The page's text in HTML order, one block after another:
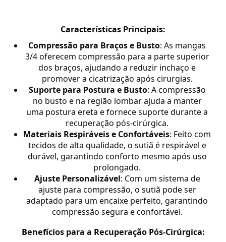
Características Principais:
Compressão para Braços e Busto: As mangas
3/4 oferecem compressão para a parte superior
dos braços, ajudando a reduzir inchaço e
promover a cicatrização após cirurgias.
Suporte para Postura e Busto: A compressão
no busto e na região lombar ajuda a manter
uma postura ereta e fornece suporte durante a
recuperação pós-cirúrgica.
Materiais Respiráveis e Confortáveis: Feito com
tecidos de alta qualidade, o sutiã é respirável e
durável, garantindo conforto mesmo após uso
prolongado.
Ajuste Personalizável: Com um sistema de
ajuste para compressão, o sutiã pode ser
adaptado para um encaixe perfeito, garantindo
compressão segura e confortável.
Benefícios para a Recuperação Pós-Cirúrgica: